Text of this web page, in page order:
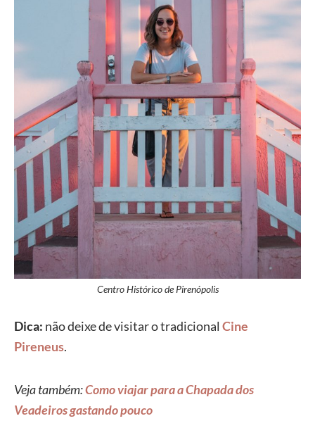
Centro Histórico de Pirenópolis
Dica: não deixe de visitar o tradicional Cine
Pireneus.
Veja também:Como viajar para a Chapada dos
Veadeiros gastando pouco